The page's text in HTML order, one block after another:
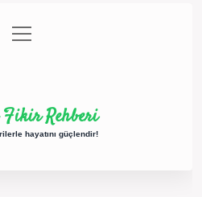
Politikası
menüyü
aç
Rehberi
hayatını güçlendir!